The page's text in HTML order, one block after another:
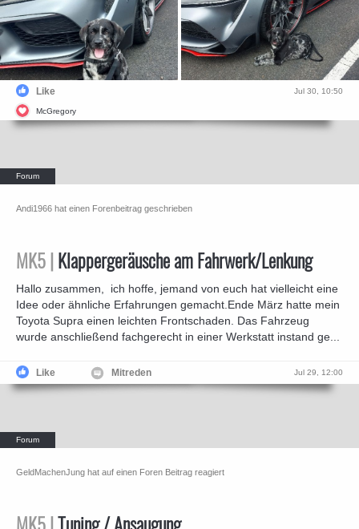
Jul 30, 10:50
Like
McGregory
Andi1966 hat einen Forenbeitrag geschrieben
MK5 | Klappergeräusche am Fahrwerk/Lenkung
Hallo zusammen, ich hoffe, jemand von euch hat vielleicht eine
Idee oder ähnliche Erfahrungen gemacht.Ende März hatte mein
Toyota Supra einen leichten Frontschaden. Das Fahrzeug
wurde anschließend fachgerecht in einer Werkstatt instand ge...
Jul 29, 12:00
Like Mitreden
GeldMachenJung hat auf einen Foren Beitrag reagiert